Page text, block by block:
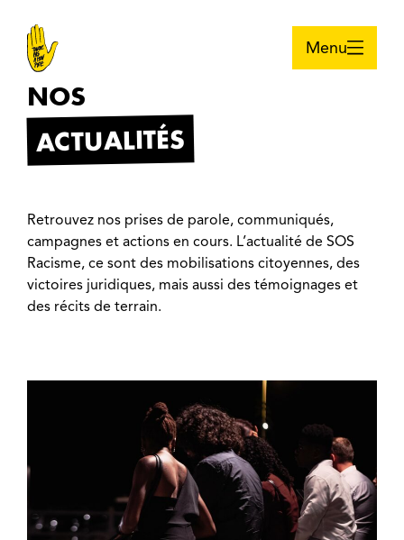
Menu
NOS
ACTUALITÉS
Retrouvez nos prises de parole, communiqués,
campagnes et actions en cours. L’actualité de SOS
Racisme, ce sont des mobilisations citoyennes, des
victoires juridiques, mais aussi des témoignages et
des récits de terrain.